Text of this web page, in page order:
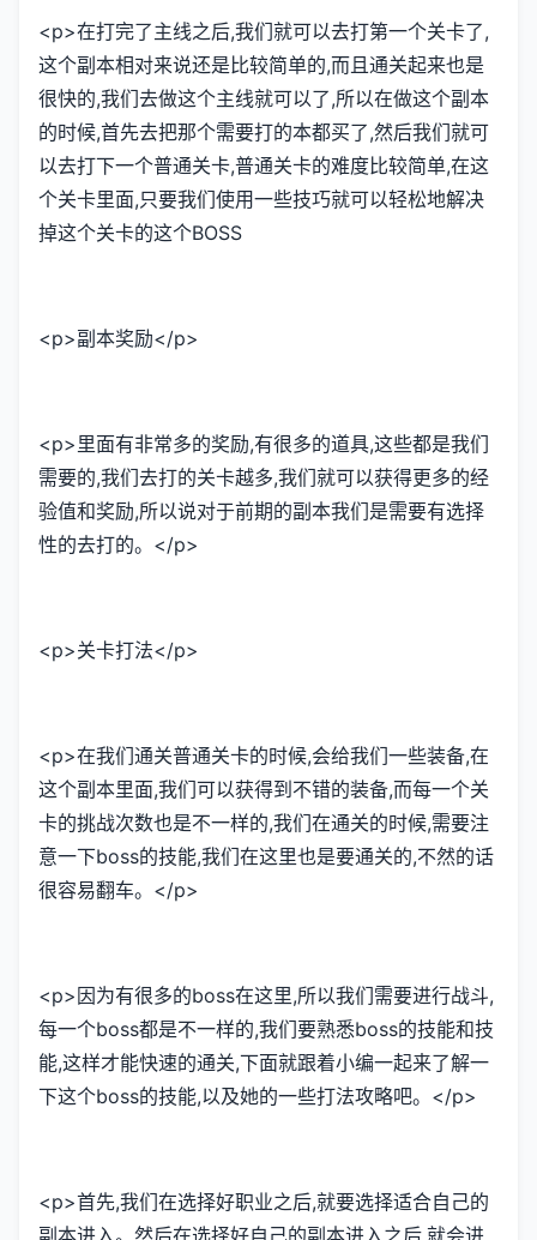
<p>在打完了主线之后,我们就可以去打第一个关卡了,
这个副本相对来说还是比较简单的,而且通关起来也是
很快的,我们去做这个主线就可以了,所以在做这个副本
的时候,首先去把那个需要打的本都买了,然后我们就可
以去打下一个普通关卡,普通关卡的难度比较简单,在这
个关卡里面,只要我们使用一些技巧就可以轻松地解决
掉这个关卡的这个BOSS
<p>副本奖励</p>
<p>里面有非常多的奖励,有很多的道具,这些都是我们
需要的,我们去打的关卡越多,我们就可以获得更多的经
验值和奖励,所以说对于前期的副本我们是需要有选择
性的去打的。</p>
<p>关卡打法</p>
<p>在我们通关普通关卡的时候,会给我们一些装备,在
这个副本里面,我们可以获得到不错的装备,而每一个关
卡的挑战次数也是不一样的,我们在通关的时候,需要注
意一下boss的技能,我们在这里也是要通关的,不然的话
很容易翻车。</p>
<p>因为有很多的boss在这里,所以我们需要进行战斗,
每一个boss都是不一样的,我们要熟悉boss的技能和技
能,这样才能快速的通关,下面就跟着小编一起来了解一
下这个boss的技能,以及她的一些打法攻略吧。</p>
<p>首先,我们在选择好职业之后,就要选择适合自己的
副本进入。然后在选择好自己的副本进入之后,就会进